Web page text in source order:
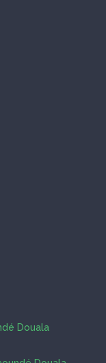
Douala